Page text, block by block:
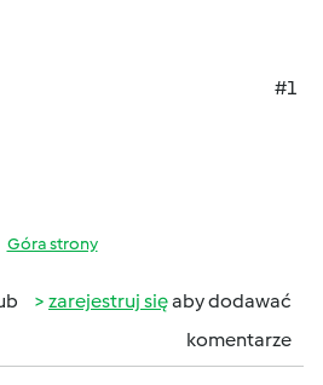
#1
Góra strony
zarejestruj sięaby dodawać
komentarze